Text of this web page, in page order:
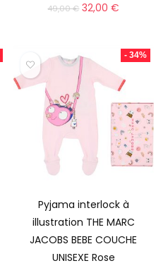
49,00€ 32,00€
- 34%
Pyjama interlock à
illustration THE MARC
JACOBS BEBE COUCHE
UNISEXE Rose